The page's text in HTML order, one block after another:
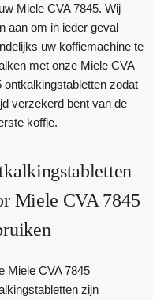
Miele CVA 7845. Wij
aan om in ieder geval
uw koffiemachine te
met onze Miele CVA
ontkalkingstabletten zodat
verzekerd bent van de
koffie.
Miele CVA 7845
Miele CVA 7845
zijn